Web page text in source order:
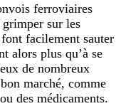
ferroviaires
sur les
facilement sauter
alors plus qu’à se
de nombreux
marché, comme
des médicaments.